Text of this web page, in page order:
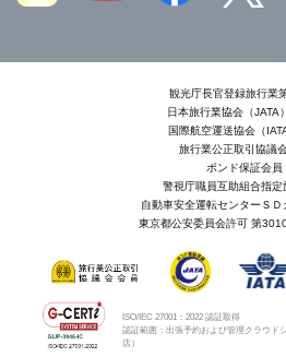
観光庁長官登録旅行業
日本旅行業協会（JATA
国際航空運送協会（
旅行業公正取引協議
ボンド保証会員
警視庁職員互助組合指定
自動車安全運転センターＳ
東京都公安委員会許可 第
ISO/IEC 27001：2022 認証取得
認証範囲：出張予約および管理クラウド
店）